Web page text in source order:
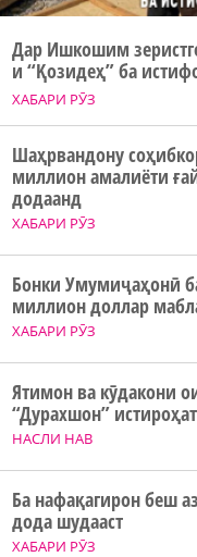
ХАБАРИ РӮЗ
Дар Ишкошим
и “Қозидеҳ” ба
ХАБАРИ РӮЗ
Шаҳрвандону
миллион амалиёти
додаанд
ХАБАРИ РӮЗ
Бонки Умумиҷаҳонӣ
миллион доллар
НАСЛИ НАВ
Ятимон ва кӯдакони
“Дурахшон”
ХАБАРИ РӮЗ
Ба нафақагирон беш
дода шудааст